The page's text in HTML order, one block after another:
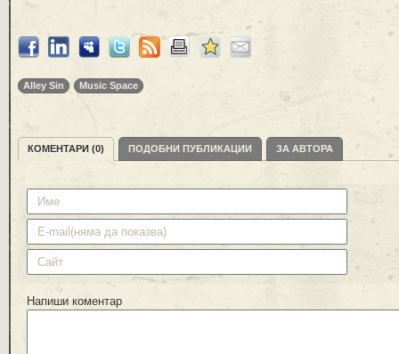
Alley Sin Music Space
КОМЕНТАРИ (0) ПОДОБНИ ПУБЛИКАЦИИ ЗА АВТОРА
Напиши коментар